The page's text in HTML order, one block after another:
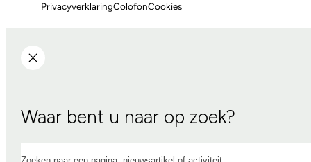
PrivacyverklaringColofonCookies
Waar bent u naar op zoek?